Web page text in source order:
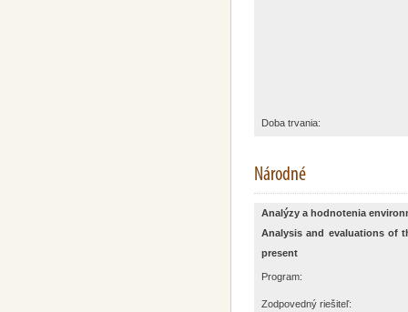
Doba trvania:
Národné
Analýzy a hodnotenia
Analysis and evaluations of
present
Program:
Zodpovedný riešiteľ: